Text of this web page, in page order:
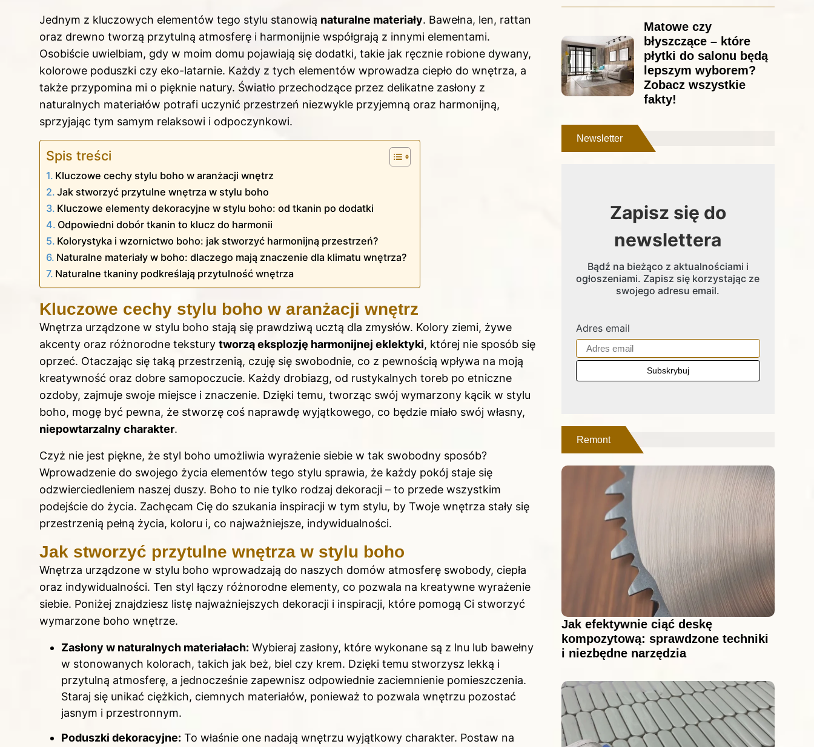
Jednym z kluczowych elementów tego stylu stanowią naturalne materiały. Bawełna, len, rattan
oraz drewno tworzą przytulną atmosferę i harmonijnie współgrają z innymi elementami.
Osobiście uwielbiam, gdy w moim domu pojawiają się dodatki, takie jak ręcznie robione dywany,
kolorowe poduszki czy eko-latarnie. Każdy z tych elementów wprowadza ciepło do wnętrza, a
także przypomina mi o pięknie natury. Światło przechodzące przez delikatne zasłony z
naturalnych materiałów potrafi uczynić przestrzeń niezwykle przyjemną oraz harmonijną,
sprzyjając tym samym relaksowi i odpoczynkowi.
Spis treści
Kluczowe cechy stylu boho w aranżacji wnętrz
Jak stworzyć przytulne wnętrza w stylu boho
Kluczowe elementy dekoracyjne w stylu boho: od tkanin po dodatki
Odpowiedni dobór tkanin to klucz do harmonii
Kolorystyka i wzornictwo boho: jak stworzyć harmonijną przestrzeń?
Naturalne materiały w boho: dlaczego mają znaczenie dla klimatu wnętrza?
Naturalne tkaniny podkreślają przytulność wnętrza
Kluczowe cechy stylu boho w aranżacji wnętrz
Wnętrza urządzone w stylu boho stają się prawdziwą ucztą dla zmysłów. Kolory ziemi, żywe
akcenty oraz różnorodne tekstury tworzą eksplozję harmonijnej eklektyki, której nie sposób się
oprzeć. Otaczając się taką przestrzenią, czuję się swobodnie, co z pewnością wpływa na moją
kreatywność oraz dobre samopoczucie. Każdy drobiazg, od rustykalnych toreb po etniczne
ozdoby, zajmuje swoje miejsce i znaczenie. Dzięki temu, tworząc swój wymarzony kącik w stylu
boho, mogę być pewna, że stworzę coś naprawdę wyjątkowego, co będzie miało swój własny,
niepowtarzalny charakter.
Czyż nie jest piękne, że styl boho umożliwia wyrażenie siebie w tak swobodny sposób?
Wprowadzenie do swojego życia elementów tego stylu sprawia, że każdy pokój staje się
odzwierciedleniem naszej duszy. Boho to nie tylko rodzaj dekoracji – to przede wszystkim
podejście do życia. Zachęcam Cię do szukania inspiracji w tym stylu, by Twoje wnętrza stały się
przestrzenią pełną życia, koloru i, co najważniejsze, indywidualności.
Jak stworzyć przytulne wnętrza w stylu boho
Wnętrza urządzone w stylu boho wprowadzają do naszych domów atmosferę swobody, ciepła
oraz indywidualności. Ten styl łączy różnorodne elementy, co pozwala na kreatywne wyrażenie
siebie. Poniżej znajdziesz listę najważniejszych dekoracji i inspiracji, które pomogą Ci stworzyć
wymarzone boho wnętrze.
Zasłony w naturalnych materiałach: Wybieraj zasłony, które wykonane są z lnu lub bawełny
w stonowanych kolorach, takich jak beż, biel czy krem. Dzięki temu stworzysz lekką i
przytulną atmosferę, a jednocześnie zapewnisz odpowiednie zaciemnienie pomieszczenia.
Staraj się unikać ciężkich, ciemnych materiałów, ponieważ to pozwala wnętrzu pozostać
jasnym i przestronnym.
Poduszki dekoracyjne: To właśnie one nadają wnętrzu wyjątkowy charakter. Postaw na
Matowe czy
błyszczące – które
płytki do salonu będą
lepszym wyborem?
Zobacz wszystkie
fakty!
Newsletter
Zapisz się do
newslettera
Bądź na bieżąco z aktualnościami i
ogłoszeniami. Zapisz się korzystając ze
swojego adresu email.
Adres email
Remont
Jak efektywnie ciąć deskę
kompozytową: sprawdzone techniki
i niezbędne narzędzia